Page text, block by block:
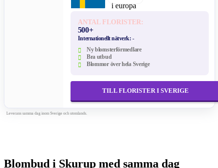
ANTAL FLORISTER:
500+
Internationellt nätverk: -
Ny blomsterförmedlare
Bra utbud
Blommor över hela Sverige
TILL FLORISTER I SVERIGE
Leverans samma dag inom Sverige och utomlands.
Blombud i Skurup med samma dag